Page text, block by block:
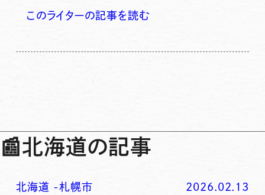
このライターの記事を読む
📰北海道の記事
北海道 -札幌市 2026.02.13